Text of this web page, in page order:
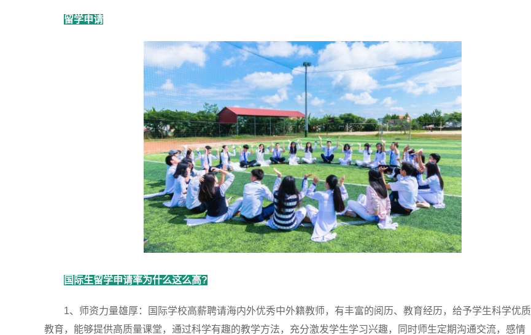
留学申请
国际生留学申请率为什么这么高?
1、师资力量雄厚：国际学校高薪聘请海内外优秀中外籍教师，有丰富的阅历、教育经历，给予学生科学优
教育，能够提供高质量课堂，通过科学有趣的教学方法，充分激发学生学习兴趣，同时师生定期沟通交流，感情